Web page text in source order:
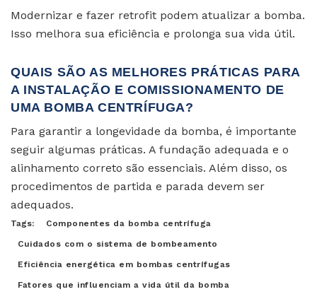
Modernizar e fazer retrofit podem atualizar a bomba.
Isso melhora sua eficiência e prolonga sua vida útil.
QUAIS SÃO AS MELHORES PRÁTICAS PARA
A INSTALAÇÃO E COMISSIONAMENTO DE
UMA BOMBA CENTRÍFUGA?
Para garantir a longevidade da bomba, é importante
seguir algumas práticas. A fundação adequada e o
alinhamento correto são essenciais. Além disso, os
procedimentos de partida e parada devem ser
adequados.
Tags: Componentes da bomba centrífuga
Cuidados com o sistema de bombeamento
Eficiência energética em bombas centrífugas
Fatores que influenciam a vida útil da bomba